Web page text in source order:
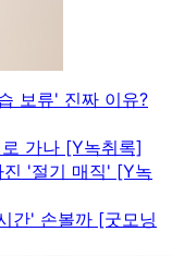
보류' 진짜 이유?
가나 [Y녹취록]
진 '절기 매직' [Y녹
간' 손볼까 [굿모닝